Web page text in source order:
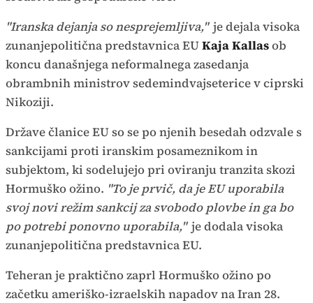
"Iranska dejanja so nesprejemljiva," je dejala visoka
zunanjepolitična predstavnica EUKaja Kallasob
koncu današnjega neformalnega zasedanja
obrambnih ministrov sedemindvajseterice v ciprski
Nikoziji.
Države članice EU so se po njenih besedah odzvale s
sankcijami proti iranskim posameznikom in
subjektom, ki sodelujejo pri oviranju tranzita skozi
Hormuško ožino. "To je prvič, da je EU uporabila
svoj novi režim sankcij za svobodo plovbe in ga bo
po potrebi ponovno uporabila," je dodala visoka
zunanjepolitična predstavnica EU.
Teheran je praktično zaprl Hormuško ožino po
začetku ameriško-izraelskih napadov na Iran 28.